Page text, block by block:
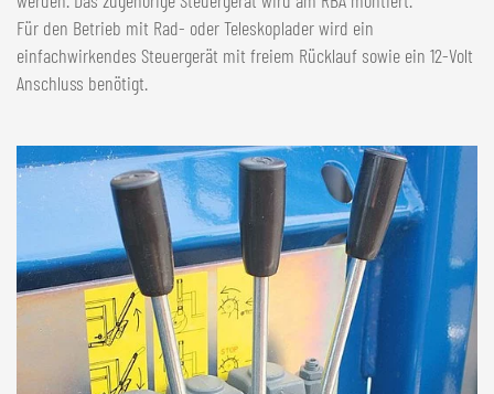
Für den Betrieb mit Rad- oder Teleskoplader wird ein
einfachwirkendes Steuergerät mit freiem Rücklauf sowie ein 12-Volt
Anschluss benötigt.